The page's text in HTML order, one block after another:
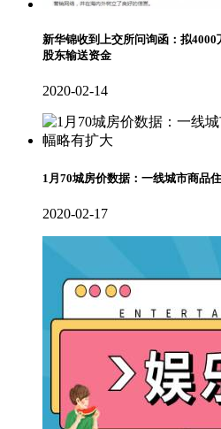
新华锦收到上交所问询函：拟
股东输送资金
2020-02-14
1月70城房价数据：一线城市商品
2020-02-17